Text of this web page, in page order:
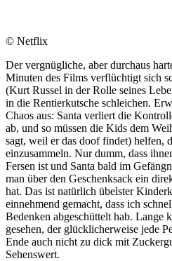
© Netflix
Der vergnügliche, aber durchaus
Minuten des Films verflüchtigt sich
(Kurt Russel in der Rolle seines
in die Rentierkutsche schleichen.
Chaos aus: Santa verliert die
ab, und so müssen die Kids dem
sagt, weil er das doof findet) helfen,
einzusammeln. Nur dumm, dass
Fersen ist und Santa bald im
man über den Geschenksack ein
hat. Das ist natürlich übelster
einnehmend gemacht, dass ich
Bedenken abgeschüttelt hab. Lange
gesehen, der glücklicherweise jede
Ende auch nicht zu dick mit
Sehenswert.